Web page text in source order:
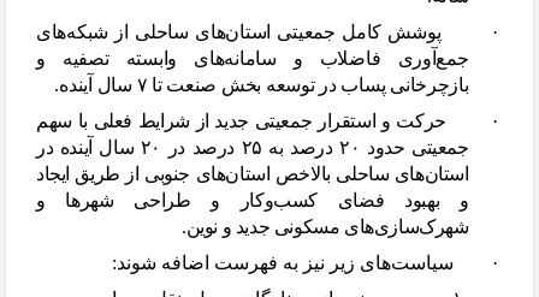
· پوشش کامل جمعیتی استانهای ساحلی از شبکههای
جمع آوری فاضلاب و سامانههای وابسته تصفیه و
بازچرخانی پساب در توسعه بخش صنعت تا ۷ سال آینده.
· حرکت و استقرار جمعیتی جدید از شرایط فعلی با سهم
جمعیتی حدود ۲۰ درصد به ۲۵ درصد در ۲۰ سال آینده در
استانهای ساحلی بالاخص استانهای جنوبی از طریق ایجاد
و بهبود فضای کسبوکار و طراحی شهرها و
شهرکسازیهای مسکونی جدید و نوین.
· سیاستهای زیر نیز به فهرست اضافه شوند: